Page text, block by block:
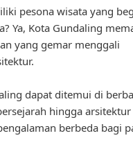
pesona wisata yang
Ya, Kota Gundaling
yang gemar menggali
dapat ditemui di
hingga
berbeda bagi